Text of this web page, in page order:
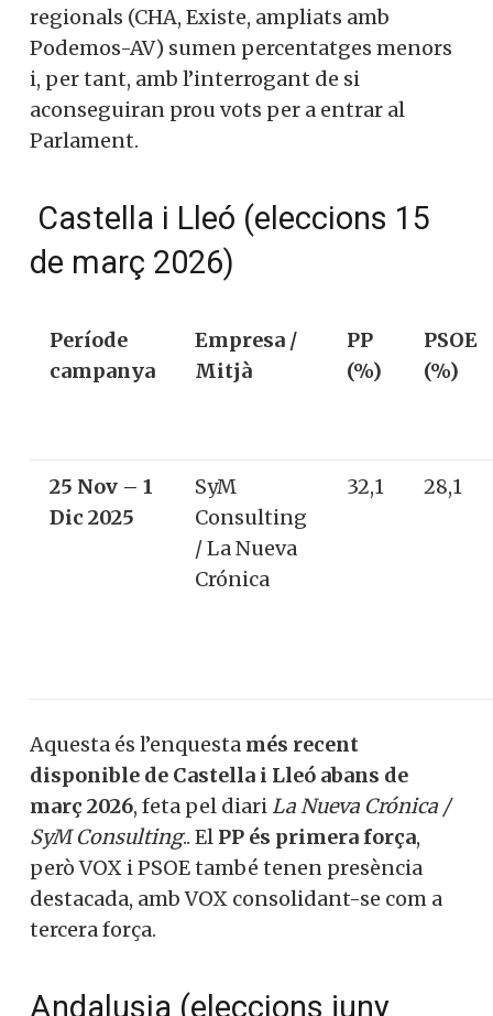
regionals (CHA, Existe, ampliats amb
Podemos-AV) sumen percentatges menors
i, per tant, amb l’interrogant de si
aconseguiran prou vots per a entrar al
Parlament.
Castella i Lleó (eleccions 15
de març 2026)
Període
campanya
Empresa /
Mitjà
PP
(%)
PSOE
(%)
25 Nov – 1
Dic 2025
SyM
Consulting
/ La Nueva
Crónica
32,1 28,1
Aquesta és l’enquesta més recent
disponible de Castella i Lleó abans de
març 2026, feta pel diariLa Nueva Crónica /
SyM Consulting.. El PP és primera força,
però VOX i PSOE també tenen presència
destacada, amb VOX consolidant-se com a
tercera força.
Andalusia (eleccions juny